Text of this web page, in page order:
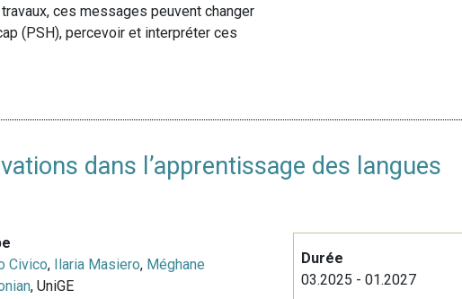
ces messages peuvent changer
(PSH), percevoir et interpréter ces
dans l’apprentissage des langues
Civico, Ilaria Masiero, Méghane
, UniGE
Durée
03.2025 - 01.2027